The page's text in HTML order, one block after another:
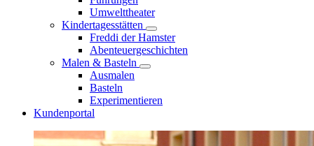
Umwelttheater
Kindertagesstätten
Freddi der Hamster
Abenteuergeschichten
Malen & Basteln
Ausmalen
Basteln
Experimentieren
Kundenportal